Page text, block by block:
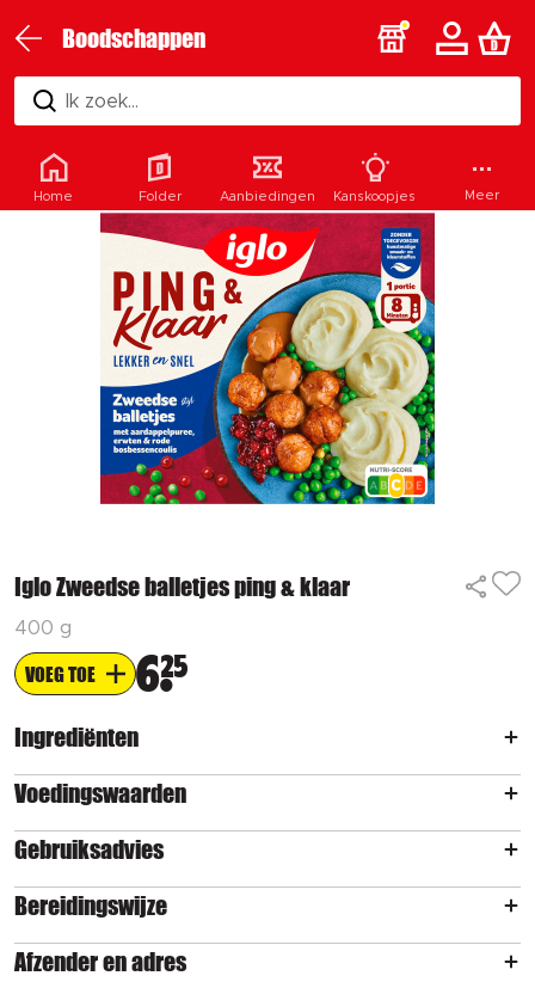
Boodschappen
Ik zoek...
Iglo Zweedse balletjes ping & klaar
400 g
VOEG TOE 625
Ingrediënten
Voedingswaarden
Gebruiksadvies
Bereidingswijze
Afzender en adres
Home Folder Aanbiedingen Kanskoopjes Meer